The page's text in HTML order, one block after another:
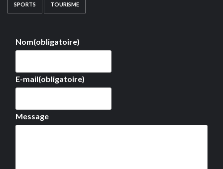
SPORTS TOURISME
Nom(obligatoire)
E-mail(obligatoire)
Message